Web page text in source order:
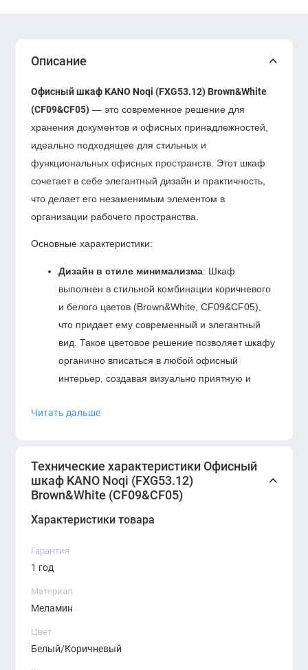
Описание
Офисный шкаф KANO Noqi (FXG53.12) Brown&White
(CF09&CF05) — это современное решение для
хранения документов и офисных принадлежностей,
идеально подходящее для стильных и
функциональных офисных пространств. Этот шкаф
сочетает в себе элегантный дизайн и практичность,
что делает его незаменимым элементом в
организации рабочего пространства.
Основные характеристики:
Дизайн в стиле минимализма: Шкаф
выполнен в стильной комбинации коричневого
и белого цветов (Brown&White, CF09&CF05),
что придает ему современный и элегантный
вид. Такое цветовое решение позволяет шкафу
органично вписаться в любой офисный
интерьер, создавая визуально приятную и
Высококачественные материалы
к повреждениям. Ламинированное покрытие
защищает поверхность от царапин и износа,
сохраняя привлекательный внешний вид.
Удобная система хранения
хранения документов и офисных
позволяют организовать хранение важных
бумаг и материалов, поддерживая порядок и
Эргономика и функциональность
Читать дальше
Технические характеристики Офисный
шкаф KANO Noqi (FXG53.12)
Brown&White (CF09&CF05)
Характеристики товара
Гарантия
1 год
Материал
Меламин
Цвет
Белый/Коричневый